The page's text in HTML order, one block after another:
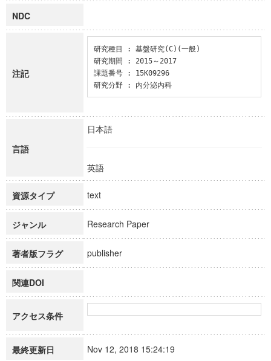
NDC
注記
研究種目 : 基盤研究(C)(一般)
研究期間 : 2015～2017
課題番号 : 15K09296
研究分野 : 内分泌内科
言語
日本語
英語
資源タイプ text
ジャンル Research Paper
著者版フラグ publisher
関連DOI
アクセス条件
最終更新日 Nov 12, 2018 15:24:19